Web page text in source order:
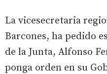
La vicesecretaria
Barcones, ha pedido
de la Junta, Alfonso
ponga orden en su